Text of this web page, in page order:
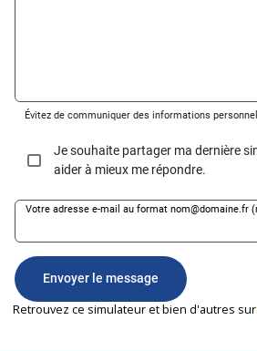
Retrouvez ce simulateur et bien d'autres sur